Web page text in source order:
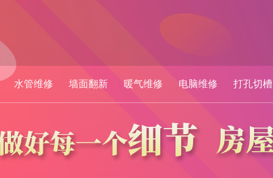
水管维修 墙面翻新 暖气维修 电脑维修 打孔切槽